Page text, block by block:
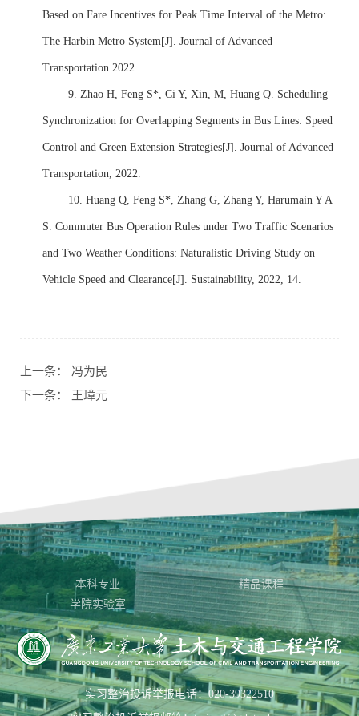
Based on Fare Incentives for Peak Time Interval of the Metro:
The Harbin Metro System[J]. Journal of Advanced
Transportation 2022.
9. Zhao H, Feng S*, Ci Y, Xin, M, Huang Q. Scheduling
Synchronization for Overlapping Segments in Bus Lines: Speed
Control and Green Extension Strategies[J]. Journal of Advanced
Transportation, 2022.
10. Huang Q, Feng S*, Zhang G, Zhang Y, Harumain Y A
S. Commuter Bus Operation Rules under Two Traffic Scenarios
and Two Weather Conditions: Naturalistic Driving Study on
Vehicle Speed and Clearance[J]. Sustainability, 2022, 14.
上一条： 冯为民
下一条：
王璋元
本科专业
精品课程
学院实验室
实习整治投诉举报电话：020-39322510